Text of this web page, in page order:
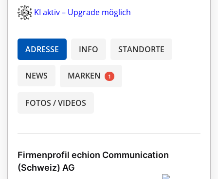
KI aktiv – Upgrade möglich
ADRESSE INFO STANDORTE
NEWS MARKEN 1
FOTOS / VIDEOS
Firmenprofil echion Communication
(Schweiz) AG